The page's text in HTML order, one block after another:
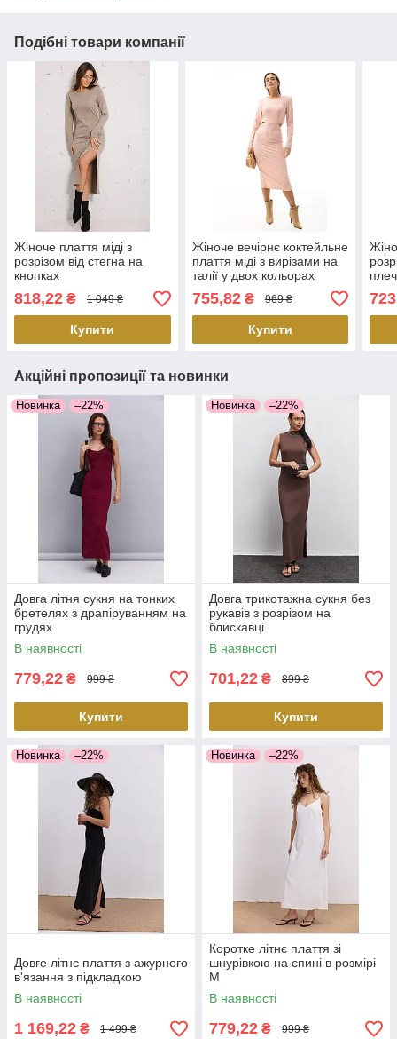
Подібні товари компанії
Жіноче плаття міді з
розрізом від стегна на
кнопках
818,22 ₴ 1 049 ₴
Купити
Жіноче вечірнє коктейльне
плаття міді з вирізами на
талії у двох кольорах
розміру М
755,82₴ 969 ₴
Купити
Акційні пропозиції та новинки
Новинка –22%
Довга літня сукня на тонких
бретелях з драпіруванням на
грудях
В наявності
779,22 ₴ 999 ₴
Купити
Новинка –22%
Довга трикотажна сукня без
рукавів з розрізом на
блискавці
В наявності
701,22 ₴ 899 ₴
Купити
Новинка –22%
Довге літнє плаття з ажурного
в'язання з підкладкою
В наявності
1 169,22 ₴ 1 499 ₴
Новинка –22%
Коротке літнє плаття зі
шнурівкою на спині в розмірі
M
В наявності
779,22 ₴ 999 ₴